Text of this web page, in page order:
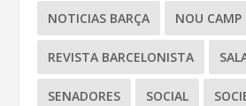
NOTICIAS BARÇA NOU CAMP
REVISTA BARCELONISTA
SENADORES SOCIAL